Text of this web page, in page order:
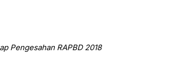
Pengesahan RAPBD 2018